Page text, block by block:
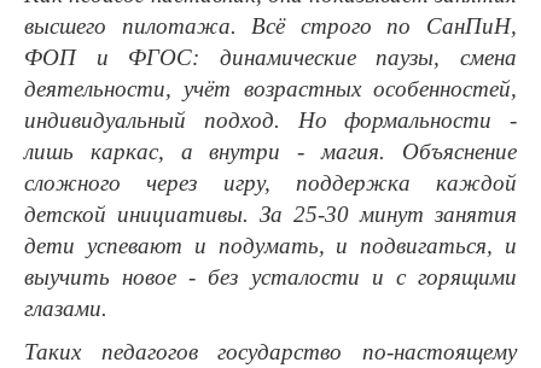
высшего пилотажа. Всё строго по СанПиН,
ФОП и ФГОС: динамические паузы, смена
деятельности, учёт возрастных особенностей,
индивидуальный подход. Но формальности -
лишь каркас, а внутри - магия. Объяснение
сложного через игру, поддержка каждой
детской инициативы. За 25-30 минут занятия
дети успевают и подумать, и подвигаться, и
выучить новое - без усталости и с горящими
глазами.
Таких педагогов государство по-настоящему